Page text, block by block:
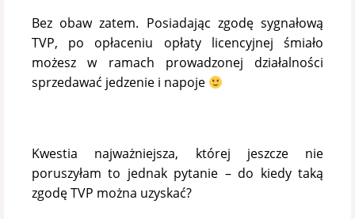
Bez obaw zatem. Posiadając zgodę sygnałową
TVP, po opłaceniu opłaty licencyjnej śmiało
możesz w ramach prowadzonej działalności
sprzedawać jedzenie i napoje
Kwestia najważniejsza, której jeszcze nie
poruszyłam to jednak pytanie – do kiedy taką
zgodę TVP można uzyskać?